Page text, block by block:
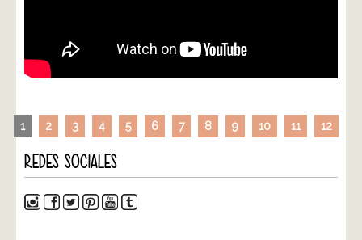
1 2 3 4 5 6 7 8 9 10 11 12
REDES SOCIALES